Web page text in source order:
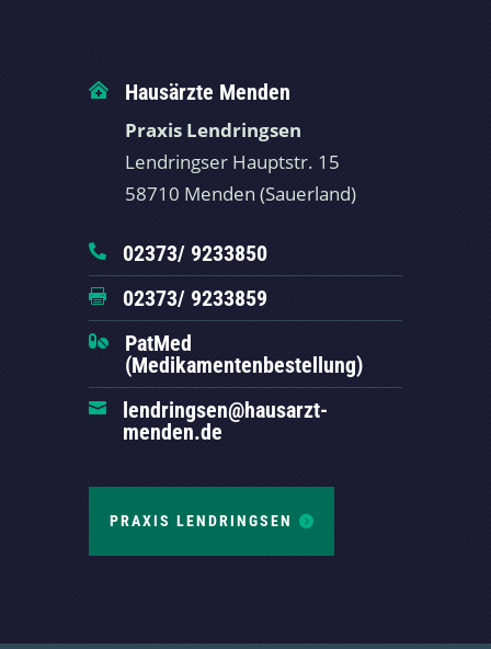
 Hausärzte Menden
Praxis Lendringsen
Lendringser Hauptstr. 15
58710 Menden (Sauerland)
 02373/ 9233850
 02373/ 9233859

PatMed
(Medikamentenbestellung)

lendringsen@hausarzt-
menden.de
PRAXIS LENDRINGSEN